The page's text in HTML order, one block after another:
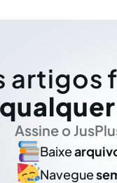
artigos
Assine o
Baixe
Navegue